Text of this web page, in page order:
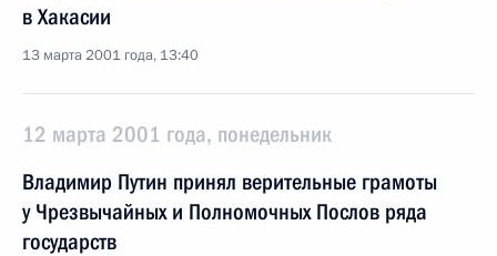
в Хакасии
13 марта 2001 года, 13:40
12 марта 2001 года, понедельник
Владимир Путин принял верительные грамоты
у Чрезвычайных и Полномочных Послов ряда
государств